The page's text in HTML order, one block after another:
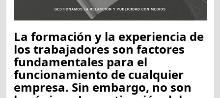
La formación y la experiencia de
los trabajadores son factores
fundamentales para el
funcionamiento de cualquier
empresa. Sin embargo, no son